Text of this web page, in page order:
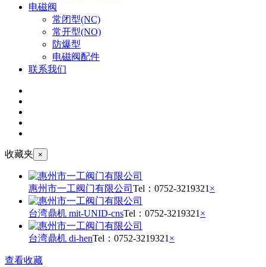
电磁阀
常闭型(NC)
常开型(NO)
防爆型
电磁阀配件
联系我们
收藏夹 ×
惠州市一工阀门有限公司 Tel： 0752-3219321 ×
台湾鼎机 mit-UNID-cnsTel： 0752-3219321 ×
台湾鼎机 di-henTel： 0752-3219321 ×
查看收藏